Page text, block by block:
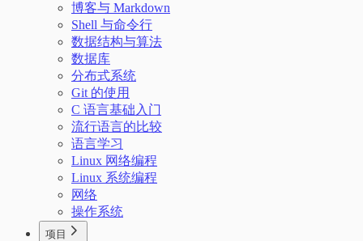
博客与 Markdown
Shell 与命令行
数据结构与算法
数据库
分布式系统
Git 的使用
C 语言基础入门
流行语言的比较
语言学习
Linux 网络编程
Linux 系统编程
网络
操作系统
项目